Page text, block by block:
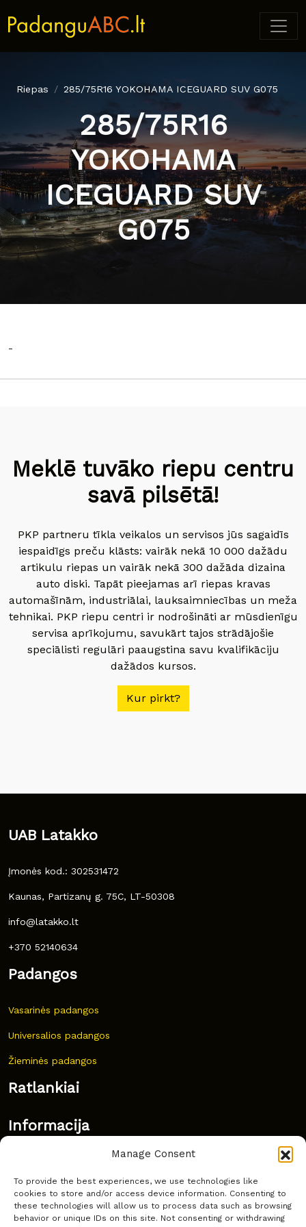
Manage Consent
To provide the best experiences, we use technologies like
cookies to store and/or access device information. Consenting to
these technologies will allow us to process data such as browsing
behavior or unique IDs on this site. Not consenting or withdrawing
Riepas 285/75R16 YOKOHAMA ICEGUARD SUV G075
285/75R16
YOKOHAMA
ICEGUARD SUV
G075
-
Meklē tuvāko riepu centru
savā pilsētā!
PKP partneru tīkla veikalos un servisos jūs sagaidīs
iespaidīgs preču klāsts: vairāk nekā 10 000 dažādu
artikulu riepas un vairāk nekā 300 dažāda dizaina
auto diski. Tapāt pieejamas arī riepas kravas
automašīnām, industriālai, lauksaimniecības un meža
tehnikai. PKP riepu centri ir nodrošināti ar mūsdienīgu
servisa aprīkojumu, savukārt tajos strādājošie
speciālisti regulāri paaugstina savu kvalifikāciju
dažādos kursos.
Kur pirkt?
UAB Latakko
Įmonės kod.: 302531472
Kaunas, Partizanų g. 75C, LT-50308
info@latakko.lt
+370 52140634
Padangos
Vasarinės padangos
Universalios padangos
Žieminės padangos
Ratlankiai
Informacija
Dažnai užduodami klausimai
Kur nusipirkti?